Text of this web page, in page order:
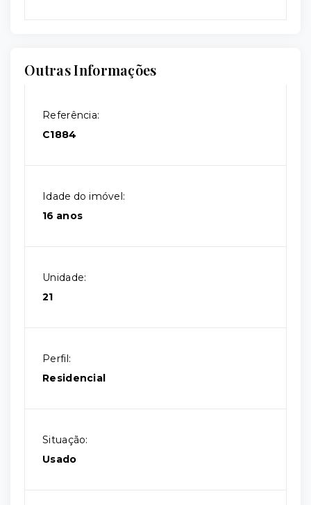
Outras Informações
Referência:
C1884
Idade do imóvel:
16 anos
Unidade:
21
Perfil:
Residencial
Situação:
Usado